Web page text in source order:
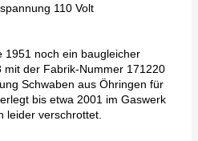
110 Volt
1951 noch ein baugleicher
der Fabrik-Nummer 171220
Schwaben aus Öhringen für
bis etwa 2001 im Gaswerk
leider verschrottet.